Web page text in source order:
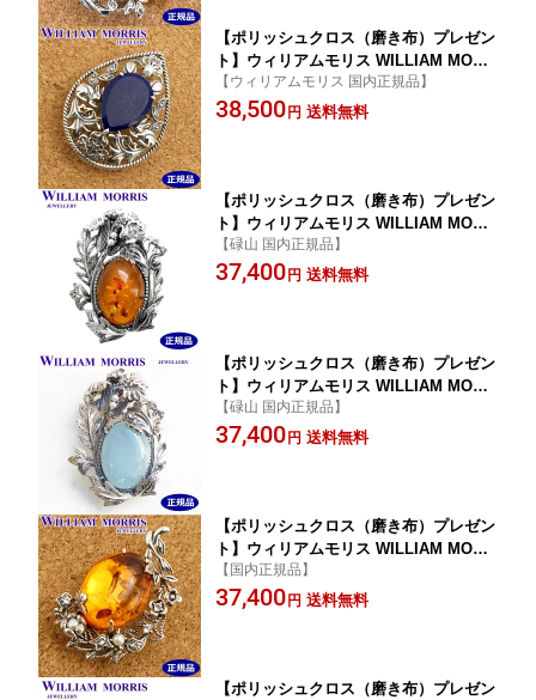
【ポリッシュクロス（磨き布）プレゼン
ト】ウィリアムモリス WILLIAM MORR
IS 兄弟うさぎ ブローチ ペンダント シ
ルバー925 ラピスラズリ 碌山 ウィリア
【ウィリアムモリス 国内正規品】
38,500 円 送料無料
【ポリッシュクロス（磨き布）プレゼン
ト】ウィリアムモリス WILLIAM MORR
IS チューリップ ブローチ ペンダント
シルバー925 アンバー（琥珀） 碌山 ウ
【碌山 国内正規品】
37,400 円 送料無料
【ポリッシュクロス（磨き布）プレゼン
ト】ウィリアムモリス WILLIAM MORR
IS チューリップ ブローチ ペンダント
シルバー925 アクアマリン 碌山 ウィリ
【碌山 国内正規品】
37,400 円 送料無料
【ポリッシュクロス（磨き布）プレゼン
ト】ウィリアムモリス WILLIAM MORR
IS マリーゴールド ブローチ ペンダント
シルバー925 琥珀 アンバー 碌山 ウィリ
【国内正規品】
37,400 円 送料無料
【ポリッシュクロス（磨き布）プレゼン